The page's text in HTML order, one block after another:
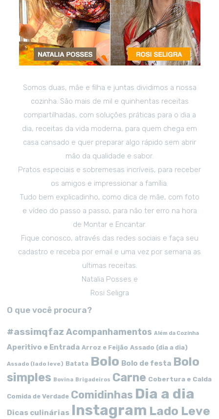
Somos duas, mãe e filha e juntas dividimos a nossa
cozinha. São mais de mil e quinhentas receitas
compartilhadas, com soluções práticas para o dia a
dia, receitas da vida moderna, para quem chega em
casa cansado e quer preparar algo rápido sem abrir
mão da qualidade e sabor.
Pratos especiais e sobremesas incríveis, para receber
os amigos e impressionar a família.
Tudo bem explicadinho, como dica de mãe, com foto
e vídeo do passo a passo, para não ter erro na hora
de Montar e Encantar.
Fique conosco, através das redes sociais e faça seu
cadastro e receba por email e uma vez por semana as
ultimas receitas.
Natalia Posses e
Rosi Seligra
O que você procura?
#assimqfaz Acompanhamentos Além da Cozinha
Aperitivo e Entrada Arroz e Feijão Assado (dia a dia)
Assado (lado leve) Batata Bolo Bolo de festa Bolo
simples Bovina Brigadeiros Carne Cobertura e Calda
Comida de Verdade Comidinhas Dia a dia
Dicas culinárias Instagram Lado Leve